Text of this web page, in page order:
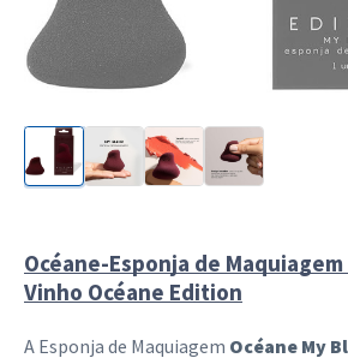
Océane-Esponja de
Vinho Océane Edition
A Esponja de Maquiagem Océane My